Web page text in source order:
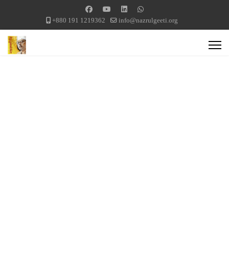
+880 191 1219362 info@nazrulgeeti.org